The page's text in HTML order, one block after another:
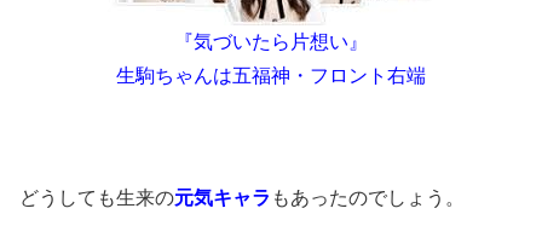
『気づいたら片想い』
生駒ちゃんは五福神・フロント右端
どうしても生来の元気キャラ もあったのでしょう。